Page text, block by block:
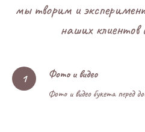
мы творим и
наших
Фото и видео
Фото и видео букета перед